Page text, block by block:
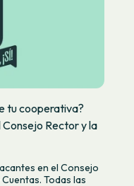
tu cooperativa?
Rector y la
en el Consejo
Todas las